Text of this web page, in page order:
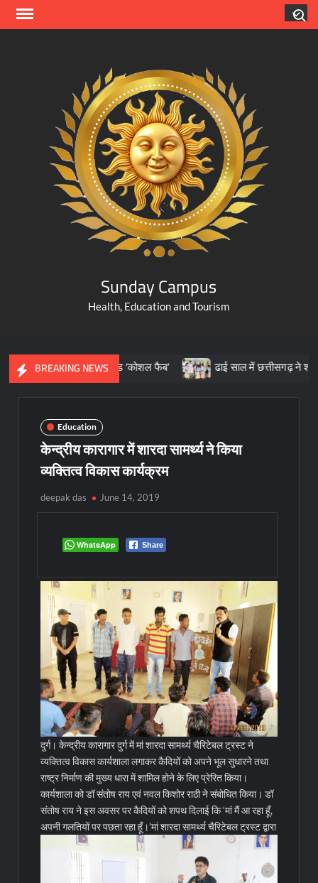
Skip
Sunday Campus
Health, Education and Tourism
BREAKING NEWS
हैंडलूम ब्रांड ‘कोशल फैब’ ढाई साल में छत्तीसगढ़ ने श्रमिक कल्याण के
Education
केन्द्रीय कारागार में शारदा सामर्थ्य ने किया
व्यक्तित्व विकास कार्यक्रम
deepak das June 14, 2019
WhatsApp Share
दुर्ग। केन्द्रीय कारागार दुर्ग में मां शारदा सामर्थ्य चैरिटेबल ट्रस्ट ने
व्यक्तित्व विकास कार्यशाला लगाकर कैदियों को अपने भूल सुधारने तथा
राष्ट्र निर्माण की मुख्य धारा में शामिल होने के लिए प्रेरित किया।
कार्यशाला को डॉ संतोष राय एवं नवल किशोर राठी ने संबोधित किया। डॉ
संतोष राय ने इस अवसर पर कैदियों को शपथ दिलाई कि ‘मां मैं आ रहा हूँ,
अपनी गलतियों पर पछता रहा हूँ।’मां शारदा सामर्थ्य चैरिटेबल ट्रस्ट द्वारा